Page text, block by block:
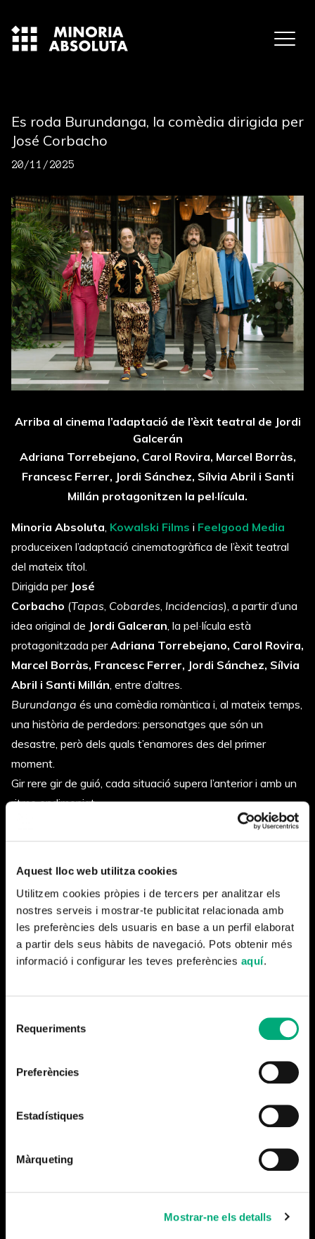
Aquest lloc web utilitza cookies
Utilitzem cookies pròpies i de tercers per analitzar els
nostres serveis i mostrar-te publicitat relacionada amb
les preferències dels usuaris en base a un perfil elaborat
a partir dels seus hàbits de navegació. Pots obtenir més
informació i configurar les teves preferències aquí.
Requeriments
Preferències
Estadístiques
Màrqueting
Mostrar-ne els detalls
Es roda Burundanga, la comèdia dirigida per
José Corbacho
20/11/2025
Arriba al cinema l’adaptació de l’èxit teatral de Jordi
Galcerán
Adriana Torrebejano, Carol Rovira, Marcel Borràs,
Francesc Ferrer, Jordi Sánchez, Sílvia Abril i Santi
Millán protagonitzen la pel·lícula.
Minoria Absoluta, Kowalski Films i Feelgood Media
produceixen l’adaptació cinematogràfica de l’èxit teatral
del mateix títol.
Dirigida per José
Corbacho (Tapas, Cobardes, Incidencias), a partir d’una
idea original de Jordi Galceran, la pel·lícula està
protagonitzada perAdriana Torrebejano, Carol Rovira,
Marcel Borràs, Francesc Ferrer, Jordi Sánchez, Sílvia
Abril i Santi Millán, entre d’altres.
Burundanga és una comèdia romàntica i, al mateix temps,
una història de perdedors: personatges que són un
desastre, però dels quals t’enamores des del primer
moment.
Gir rere gir de guió, cada situació supera l’anterior i amb un
ritme endimoniat.
fer, perquè dubta de l’amor de la seva parella, en Manel.
Aconsellada per la seva amiga Sílvia, decideix administrar-
liburundanga, la “droga de la veritat”. Quan li fa efecte,
en Manel confirma que està enamorat d’ella, però també
confessa una cosa molt més inesperada: forma part
d’un comandament d’ETA
Corbacho
realitza “una comèdia clàssica en què vol
mantenir i respectar al màxim el ritme i els excepcionals